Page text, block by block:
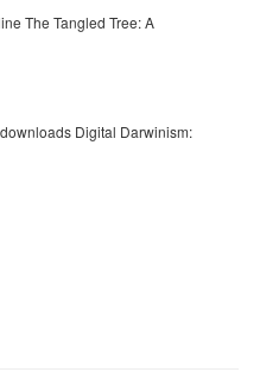
The Tangled Tree: A
Digital Darwinism: